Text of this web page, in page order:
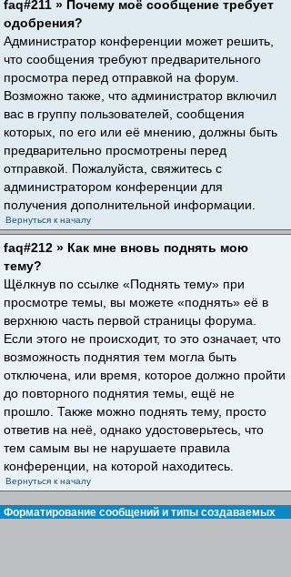
faq#211 » Почему моё сообщение требует
одобрения?
Администратор конференции может решить,
что сообщения требуют предварительного
просмотра перед отправкой на форум.
Возможно также, что администратор включил
вас в группу пользователей, сообщения
которых, по его или её мнению, должны быть
предварительно просмотрены перед
отправкой. Пожалуйста, свяжитесь с
администратором конференции для
получения дополнительной информации.
Вернуться к началу
faq#212 » Как мне вновь поднять мою
тему?
Щёлкнув по ссылке «Поднять тему» при
просмотре темы, вы можете «поднять» её в
верхнюю часть первой страницы форума.
Если этого не происходит, то это означает, что
возможность поднятия тем могла быть
отключена, или время, которое должно пройти
до повторного поднятия темы, ещё не
прошло. Также можно поднять тему, просто
ответив на неё, однако удостоверьтесь, что
тем самым вы не нарушаете правила
конференции, на которой находитесь.
Вернуться к началу
Форматирование сообщений и типы создаваемых